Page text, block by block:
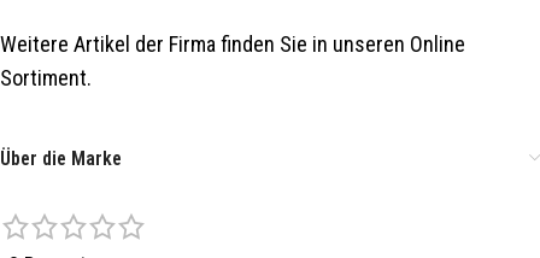
Weitere Artikel der Firma finden Sie in unseren Online
Sortiment.
Über die Marke